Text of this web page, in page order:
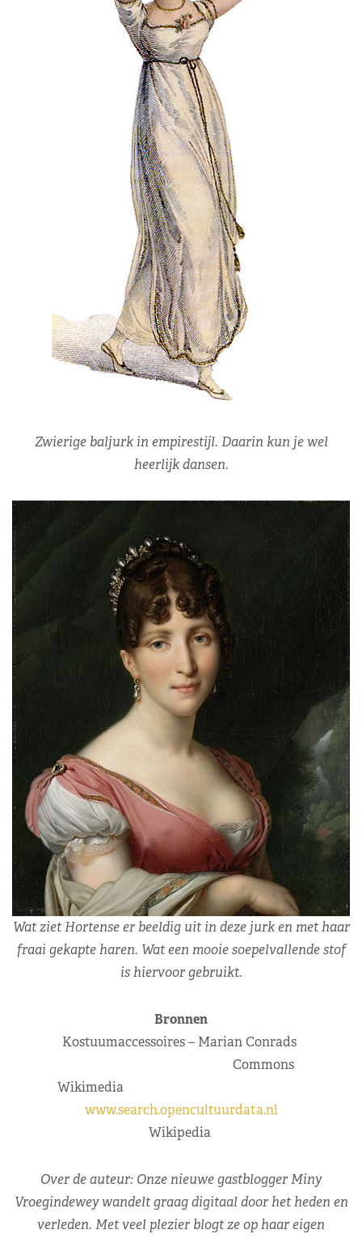
Zwierige baljurk in empirestijl. Daarin kun je wel
heerlijk dansen.
Wat ziet Hortense er beeldig uit in deze jurk en met haar
fraai gekapte haren. Wat een mooie soepelvallende stof
is hiervoor gebruikt.
Bronnen
Kostuumaccessoires – Marian Conrads
Commons
Wikimedia
www.search.opencultuurdata.nl
Wikipedia
Over de auteur: Onze nieuwe gastblogger Miny
Vroegindewey wandelt graag digitaal door het heden en
verleden. Met veel plezier blogt ze op haar eigen